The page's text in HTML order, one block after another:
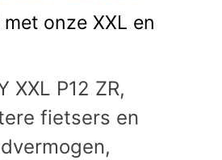
onze XXL en
XXL P12 ZR,
fietsers en